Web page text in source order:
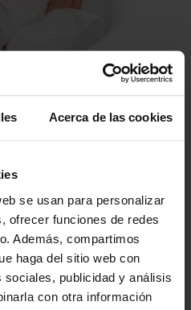
Acerca de las cookies
se usan para personalizar
ofrecer funciones de redes
Además, compartimos
haga del sitio web con
publicidad y análisis
con otra información
|
ABOGADAS LANCELOT y
Colegio de la Abogacía
profesional se centra en
Médicas.